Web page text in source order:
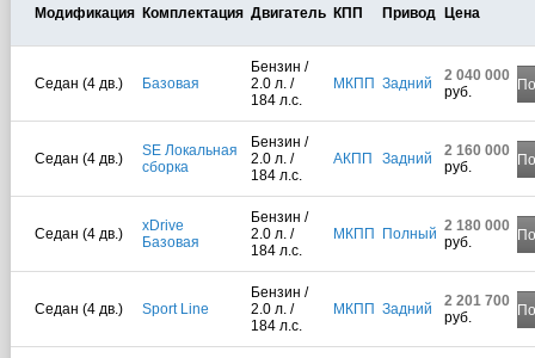
Модификация Комплектация Двигатель КПП Привод Цена
Седан (4 дв.) Базовая
Бензин /
2.0 л. /
184 л.с.
МКПП Задний
2 040 000
руб.
Седан (4 дв.)
SE Локальная
сборка
Бензин /
2.0 л. /
184 л.с.
АКПП Задний
2 160 000
руб.
Седан (4 дв.)
xDrive
Базовая
Бензин /
2.0 л. /
184 л.с.
МКПП Полный 2 180 000
руб.
Седан (4 дв.) Sport Line
Бензин /
2.0 л. /
184 л.с.
МКПП Задний
2 201 700
руб.